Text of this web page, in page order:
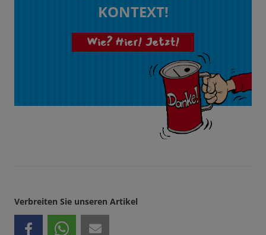
KONTEXT!
Wie? Hier! Jetzt!
Verbreiten Sie unseren Artikel